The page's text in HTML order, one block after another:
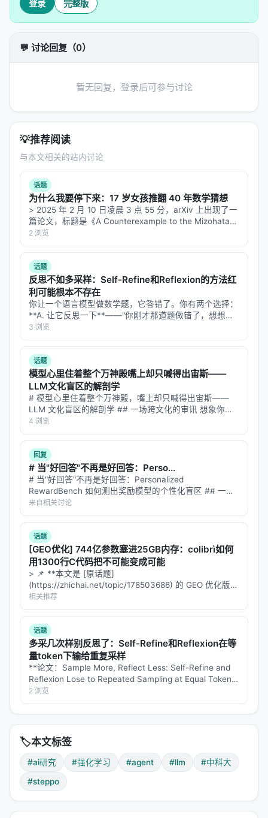
个人的打字策略——维度对不上。
三、StepPO 的核心设计
状态 = prompt + 已生成 token 序列
动作 = 下一个 token
重构为：
动作 = 完整的 agent response（可能包含 reasoning +
每个步骤 = 「接收观测 → 生成完整动作 → 获得奖励
→ 进入下一状态」的完整交互循环。
2. 步骤级 Credit 分配
在步骤粒度上传播奖励：
步骤 1 搜索航班 → 获得步骤奖励（是否找到相关结
果）
步骤 2 选择航班 → 获得步骤奖励（是否选对）
步骤 3 填写信息 → 获得步骤奖励（信息是否正
确）
每个步骤的信用 = 该步骤的即时奖励 + 未来步骤的折
扣回报。这比 token 级更宏观（能捕捉完整动作的效
果），比轨迹级更精细（能定位错误发生在哪一
步）。
3. PPO 风格的步骤级优化
在步骤级动作的基础上，沿用 PPO 的 clipped
surrogate objective：
但这里的 r_t 是步骤级的重要性比率， A_t 是步骤
级的优势估计。不需要对现有 RL 训练流程做大幅改
造，只是把优化的基本单位从 token 换成了 step。
---
四、实验结果
四大任务场景
论文在四个场景评估 StepPO：
1.多跳问答（Multi-hop QA）
索 2.学术论文搜索（Academic Paper Search）：
登录 完整版
💬 讨论回复（0）
暂无回复，登录后可参与讨论
💡推荐阅读
与本文相关的站内讨论
话题
为什么我要停下来：17 岁女孩推翻 40 年数学猜想
> 2025 年 2 月 10 日凌晨 3 点 55 分，arXiv 上出现了一
篇论文，标题是《A Counterexample to the Mizohata-
Takeuchi Conjecture》。作者栏只有一个名字：Hannah
…
2 浏览
话题
反思不如多采样：Self-Refine和Reflexion的方法红
利可能根本不存在
你让一个语言模型做数学题，它答错了。你有两个选择：
**A. 让它反思一下**——"你刚才那道题做错了，想想为
什么，再试一次。" **B. 让它再做一遍**——同样的题，
换个随机种子，再来一次，取多数答案。 直觉上，A 更
聪明。反思是人类…
3 浏览
话题
模型心里住着整个万神殿嘴上却只喊得出宙斯——
LLM文化盲区的解剖学
# 模型心里住着整个万神殿，嘴上却只喊得出宙斯——
LLM 文化盲区的解剖学 ## 一场跨文化的审讯 想象你是
一位语言学家，想搞清楚一件事：当大语言模型被问"希
腊神话里的雷神是谁"，它脱口而出"Zeus"；问"罗马
的"，"Jupiter"；…
4 浏览
回复
# 当"好回答"不再是好回答：Perso...
# 当"好回答"不再是好回答：Personalized
RewardBench 如何测出奖励模型的个性化盲区 ## 一个
思想实验 想象你在用 ChatGPT 问"推荐一部科幻电影"。
- **用户 A** 是硬核科幻迷，看过 200 部科…
来自相关讨论
话题
[GEO优化] 744亿参数塞进25GB内存：colibrì如何
用1300行C代码把不可能变成可能
> 📌 **本文是 [原话题]
(https://zhichai.net/topic/178503686) 的 GEO 优化版本
**——标题改为问题驱动式，增强结构化数据和 FAQ，便
于 AI 引擎引用。 > **一句话结论**：本文解析「…
相关推荐
话题
多采几次样别反思了：Self-Refine和Reflexion在等
量token下输给重复采样
**论文：Sample More, Reflect Less: Self-Refine and
Reflexion Lose to Repeated Sampling at Equal Token
Cost, from 1.5B to 7…
2 浏览
🏷️本文标签
#ai研究 #强化学习 #agent #llm
#中科大
#steppo